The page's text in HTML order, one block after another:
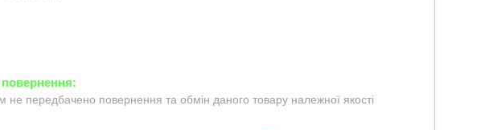
не передбачено повернення та обмін даного товару належної якості